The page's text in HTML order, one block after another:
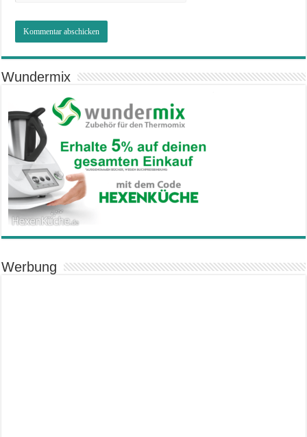
Wundermix
Werbung